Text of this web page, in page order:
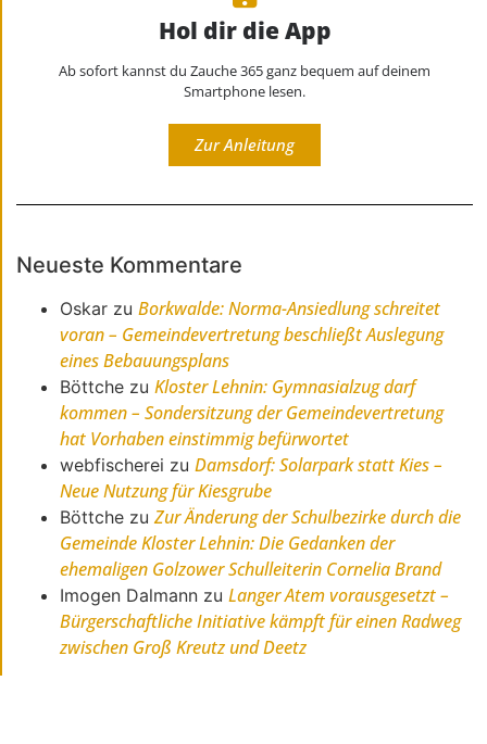
Hol dir die App
Ab sofort kannst du Zauche 365 ganz bequem auf deinem
Smartphone lesen.
Zur Anleitung
Neueste Kommentare
Oskar zuBorkwalde: Norma-Ansiedlung schreitet
voran – Gemeindevertretung beschließt Auslegung
eines Bebauungsplans
Böttche zuKloster Lehnin: Gymnasialzug darf
kommen – Sondersitzung der Gemeindevertretung
hat Vorhaben einstimmig befürwortet
webfischerei zuDamsdorf: Solarpark statt Kies –
Neue Nutzung für Kiesgrube
Böttche zuZur Änderung der Schulbezirke durch die
Gemeinde Kloster Lehnin: Die Gedanken der
ehemaligen Golzower Schulleiterin Cornelia Brand
Imogen Dalmann zuLanger Atem vorausgesetzt –
Bürgerschaftliche Initiative kämpft für einen Radweg
zwischen Groß Kreutz und Deetz